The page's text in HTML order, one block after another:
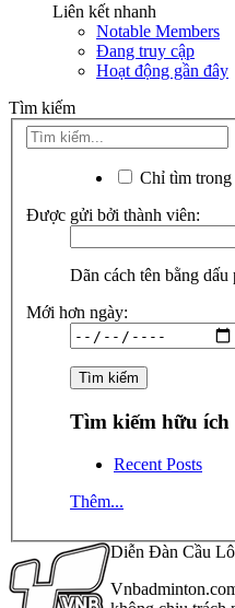
Liên kết nhanh
Notable Members
Đang truy cập
Hoạt động gần đây
Tìm kiếm
Chỉ tìm trong
Được gửi bởi thành viên:
Dãn cách tên bằng dấu
Mới hơn ngày:
Tìm kiếm hữu ích
Recent Posts
Thêm...
Diễn Đàn Cầu